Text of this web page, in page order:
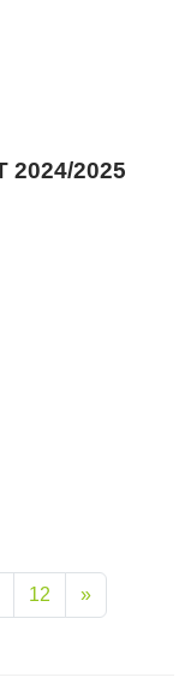
2024/2025
12 »